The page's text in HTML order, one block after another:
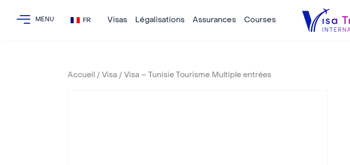
FR Visas Légalisations Assurances Courses
Accueil / Visa / Visa – Tunisie Tourisme Multiple entrées